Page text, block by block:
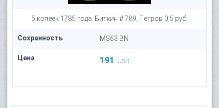
5 копеек 1785 года. Биткин # 789, Петров 0,5 руб.
Сохранность MS63 BN
Цена 191 USD